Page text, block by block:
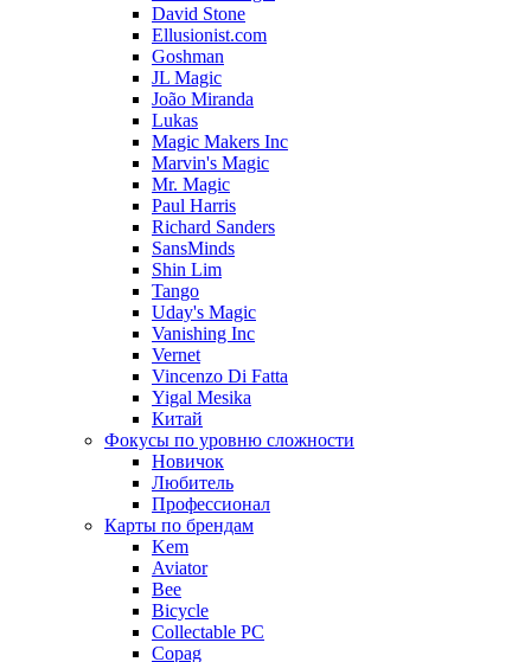
David Stone
Ellusionist.com
Goshman
JL Magic
João Miranda
Lukas
Magic Makers Inc
Marvin's Magic
Mr. Magic
Paul Harris
Richard Sanders
SansMinds
Shin Lim
Tango
Uday's Magic
Vanishing Inc
Vernet
Vincenzo Di Fatta
Yigal Mesika
Китай
Фокусы по уровню сложности
Новичок
Любитель
Профессионал
Карты по брендам
Kem
Aviator
Bee
Bicycle
Collectable PC
Copag